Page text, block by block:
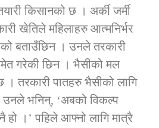
समिति सम्बन्धी सन्देश
तथा लैङ्गिक हिंसा
किसानको छ । अर्की जर्मी
खेतिले महिलाहरु आत्मनिर्भर
बताउँछिन । उनले तरकारी
गरेकी छिन । भैसीको मल
। तरकारी पातहरु भैसीको लागि
भनिन्, ‘अबको विकल्प
हो ।’ पहिले आफ्नो लागि मात्रै